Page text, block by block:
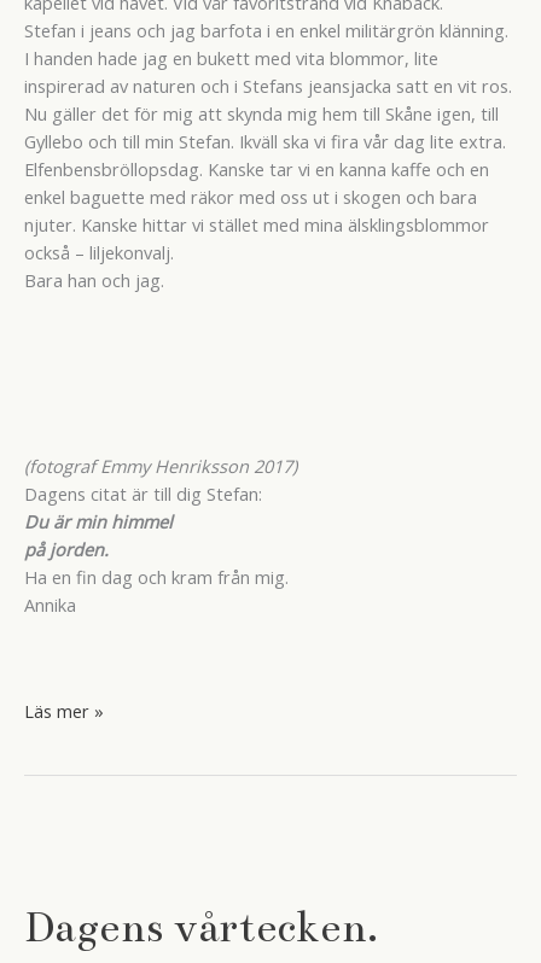
Stefan i jeans och jag barfota i en enkel militärgrön klänning.
I handen hade jag en bukett med vita blommor, lite
inspirerad av naturen och i Stefans jeansjacka satt en vit ros.
Nu gäller det för mig att skynda mig hem till Skåne igen, till
Gyllebo och till min Stefan. Ikväll ska vi fira vår dag lite extra.
Elfenbensbröllopsdag. Kanske tar vi en kanna kaffe och en
enkel baguette med räkor med oss ut i skogen och bara
njuter. Kanske hittar vi stället med mina älsklingsblommor
också – liljekonvalj.
Bara han och jag.
(fotograf Emmy Henriksson 2017)
Dagens citat är till dig Stefan:
Du är min himmel
på jorden.
Ha en fin dag och kram från mig.
Annika
Bröllopsdag,
Läs mer »
Dagens vårtecken.